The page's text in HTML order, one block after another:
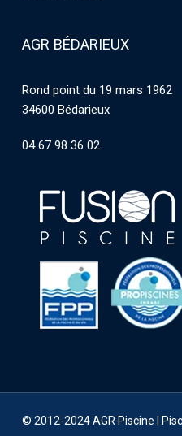
AGR BÉDARIEUX
Rond point du 19 mars 1962
34600 Bédarieux
04 67 98 36 02
© 2012-2024 AGR Piscine |